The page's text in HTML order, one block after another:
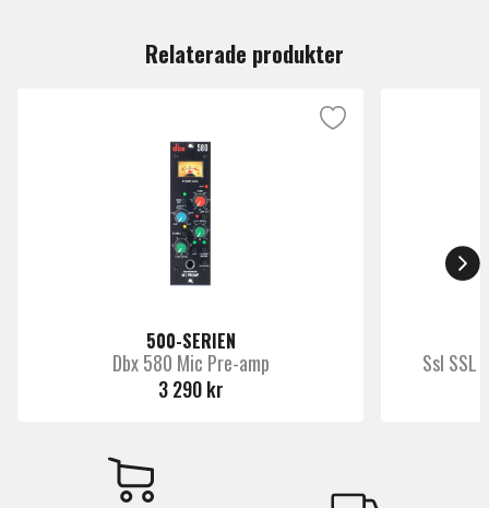
Relaterade produkter
500-SERIEN
Dbx 580 Mic Pre-amp
3 290 kr
Ssl SSL